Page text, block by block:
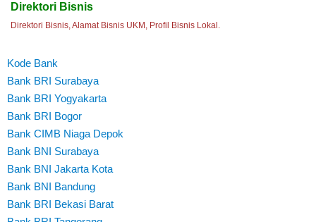
Direktori Bisnis
Direktori Bisnis, Alamat Bisnis UKM, Profil Bisnis Lokal.
Kode Bank
Bank BRI Surabaya
Bank BRI Yogyakarta
Bank BRI Bogor
Bank CIMB Niaga Depok
Bank BNI Surabaya
Bank BNI Jakarta Kota
Bank BNI Bandung
Bank BRI Bekasi Barat